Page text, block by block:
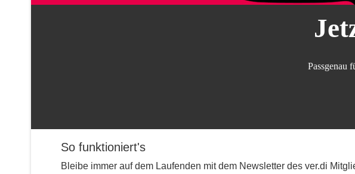
Passgenau
So funktioniert's
Bleibe immer auf dem Laufenden mit dem Newsletter des ver.di